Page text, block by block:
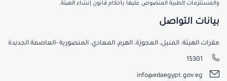
والمستلزمات الطبية المنصوص عليها بأحكام قانون إنشاء الهيئة.
بيانات التواصل
مقرات الهيئة: المنيل، العجوزة، الهرم، المعادي، المنصورية -العاصمة الجديدة
15301
info@edaegypt.gov.eg